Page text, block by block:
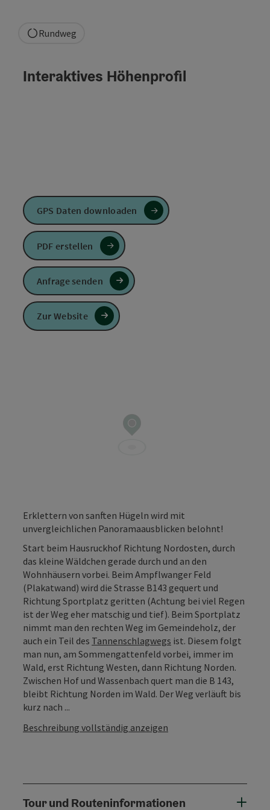
Rundweg
Erklettern von sanften Hügeln wird mit
unvergleichlichen Panoramaausblicken belohnt!
Start beim Hausruckhof Richtung Nordosten, durch
das kleine Wäldchen gerade durch und an den
Wohnhäusern vorbei. Beim Ampflwanger Feld
(Plakatwand) wird die Strasse B143 gequert und
Richtung Sportplatz geritten (Achtung bei viel Regen
ist der Weg eher matschig und tief). Beim Sportplatz
nimmt man den rechten Weg im Gemeindeholz, der
auch ein Teil des Tannenschlagwegs ist. Diesem folgt
man nun, am Sommengattenfeld vorbei, immer im
Wald, erst Richtung Westen, dann Richtung Norden.
Zwischen Hof und Wassenbach quert man die B 143,
bleibt Richtung Norden im Wald. Der Weg verläuft bis
kurz nach ...
Beschreibung vollständig anzeigen
Tour und Routeninformationen
Interaktives Höhenprofil
GPS Daten downloaden
PDF erstellen
Anfrage senden
Zur Website